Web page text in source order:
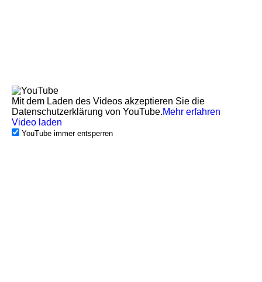
Mit dem Laden des Videos akzeptieren Sie die
Datenschutzerklärung von YouTube.Mehr erfahren
Video laden
YouTube immer entsperren